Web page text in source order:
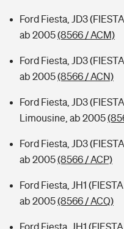
Ford Fiesta, JD3
ab 2005(8566 / ACM)
Ford Fiesta, JD3
ab 2005(8566 / ACN)
Ford Fiesta, JD3
Limousine, ab 2005
Ford Fiesta, JD3
ab 2005(8566 / ACP)
Ford Fiesta, JH1
ab 2005(8566 / ACQ)
Ford Fiesta, JH1